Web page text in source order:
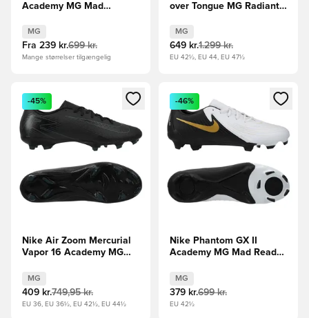
Academy MG Mad
MG
Fra 239 kr.699 kr.
Mange størrelser tilgængelig
over Tongue MG Radiant
MG
649 kr.1.299 kr.
EU 42½, EU 44, EU 47½
Åbner en Modal til at logge ind eller tilmelde dig som
-45%
Nike Air Zoom Mercurial
Vapor 16 Academy MG
MG
409 kr.749,95 kr.
EU 36, EU 36½, EU 42½, EU 44½
Åbner en Modal til at logge
-46%
Nike Phantom GX II
Academy MG Mad Ready -
MG
379 kr.699 kr.
EU 42½